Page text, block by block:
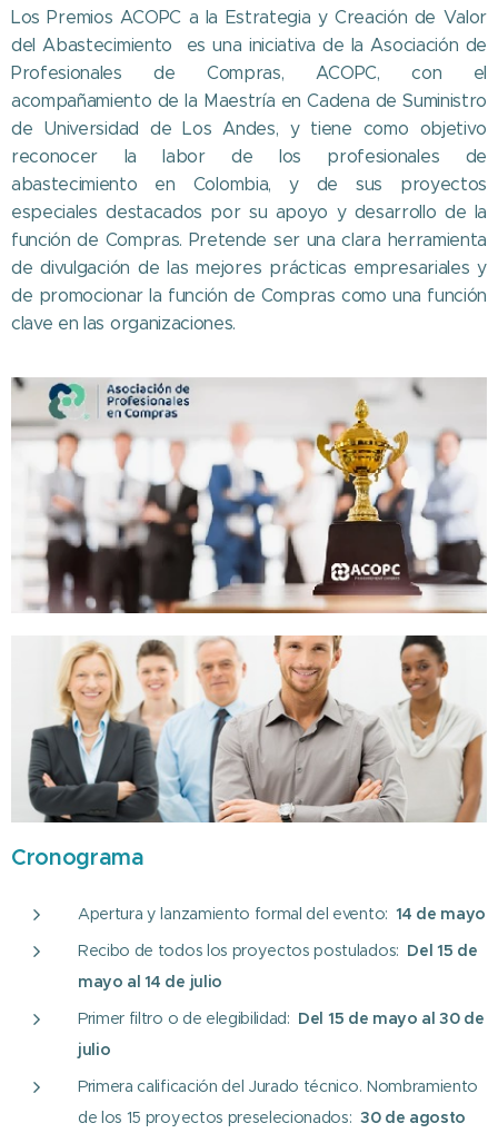
Los Premios ACOPC a la Estrategia y Creación de Valor
del Abastecimiento es una iniciativa de la Asociación de
Profesionales de Compras, ACOPC, con el
acompañamiento de la Maestría en Cadena de Suministro
de Universidad de Los Andes, y tiene como objetivo
reconocer la labor de los profesionales de
abastecimiento en Colombia, y de sus proyectos
especiales destacados por su apoyo y desarrollo de la
función de Compras. Pretende ser una clara herramienta
de divulgación de las mejores prácticas empresariales y
de promocionar la función de Compras como una función
clave en las organizaciones.
Cronograma
Apertura y lanzamiento formal del evento:14 de mayo
Recibo de todos los proyectos postulados: Del 15 de
mayo al 14 de julio
Primer filtro o de elegibilidad: Del 15 de mayo al 30 de
julio
Primera calificación del Jurado técnico. Nombramiento
de los 15 proyectos preselecionados: 30 de agosto